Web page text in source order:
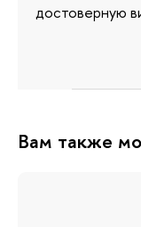
достоверную
Вам также